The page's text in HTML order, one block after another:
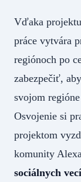
Vďaka
práce vytvára
regiónoch po
zabezpečiť,
svojom
Osvojenie si
projektom
komunity
sociálnych